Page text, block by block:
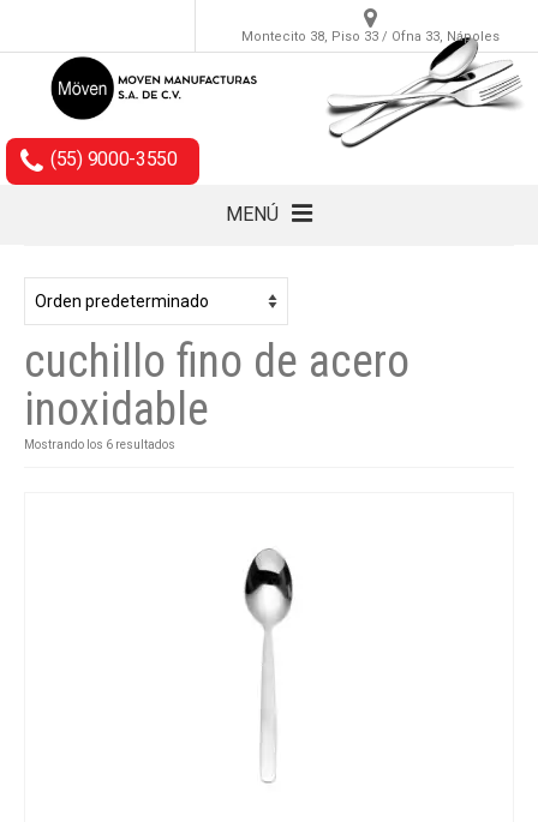
Montecito 38, Piso 33 / Ofna 33, Nápoles
(55) 9000-3550
MENÚ
Cubiertos
Accesorios
Empaques
cuchillo fino de acero
inoxidable
Mostrando los 6 resultados